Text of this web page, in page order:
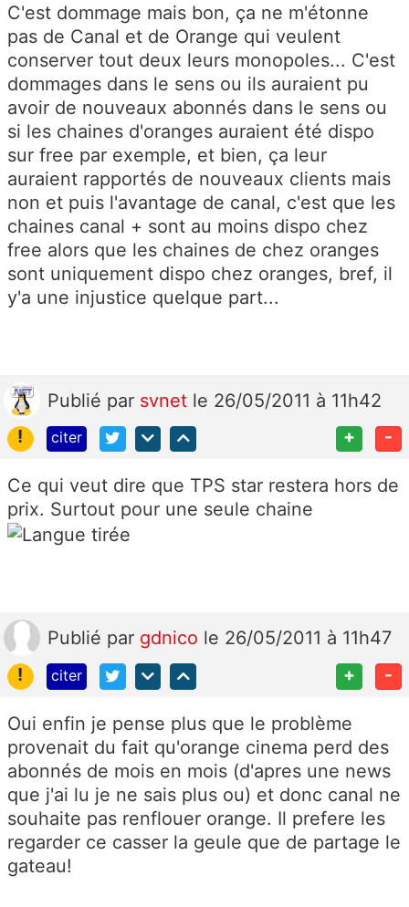
C'est dommage mais bon, ça ne m'étonne
pas de Canal et de Orange qui veulent
conserver tout deux leurs monopoles... C'est
dommages dans le sens ou ils auraient pu
avoir de nouveaux abonnés dans le sens ou
si les chaines d'oranges auraient été dispo
sur free par exemple, et bien, ça leur
auraient rapportés de nouveaux clients mais
non et puis l'avantage de canal, c'est que les
chaines canal + sont au moins dispo chez
free alors que les chaines de chez oranges
sont uniquement dispo chez oranges, bref, il
y'a une injustice quelque part...
Publié par svnet le 26/05/2011 à 11h42
!
citer + -
Ce qui veut dire que TPS star restera hors de
prix. Surtout pour une seule chaine
Publié par gdnico le 26/05/2011 à 11h47
!
citer + -
Oui enfin je pense plus que le problème
provenait du fait qu'orange cinema perd des
abonnés de mois en mois (d'apres une news
que j'ai lu je ne sais plus ou) et donc canal ne
souhaite pas renflouer orange. Il prefere les
regarder ce casser la geule que de partage le
gateau!